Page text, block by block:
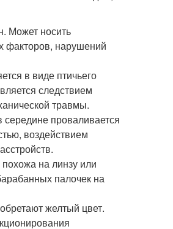
Может носить
факторов, нарушений
в виде птичьего
следствием
травмы.
проваливается
воздействием
на линзу или
палочек на
желтый цвет.